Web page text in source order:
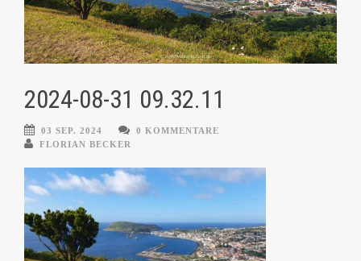
2024-08-31 09.32.11
03 SEP. 2024
0 KOMMENTARE
FLORIAN BECKER